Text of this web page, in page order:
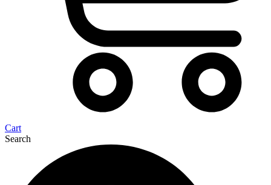
Cart
Search